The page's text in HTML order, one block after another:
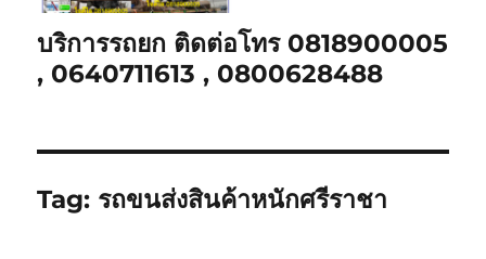
บริการรถยก ติดต่อโทร 0818900005
, 0640711613 , 0800628488
Tag: รถขนส่งสินค้าหนักศรีราชา